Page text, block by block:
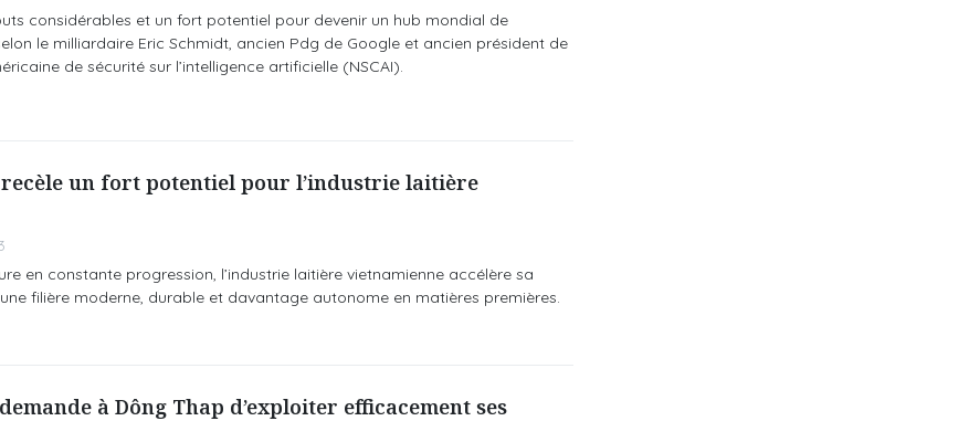
considérables et un fort potentiel pour devenir un hub mondial de
le milliardaire Eric Schmidt, ancien Pdg de Google et ancien président de
de sécurité sur l’intelligence artificielle (NSCAI).
un fort potentiel pour l’industrie laitière
en constante progression, l’industrie laitière vietnamienne accélère sa
filière moderne, durable et davantage autonome en matières premières.
à Dông Thap d’exploiter efficacement ses